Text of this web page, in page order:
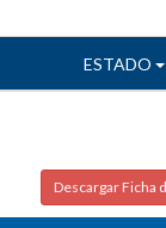
ESTADO
Descargar Ficha